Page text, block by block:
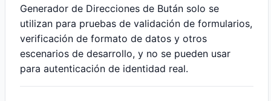
Generador de Direcciones de Bután solo se
utilizan para pruebas de validación de formularios,
verificación de formato de datos y otros
escenarios de desarrollo, y no se pueden usar
para autenticación de identidad real.